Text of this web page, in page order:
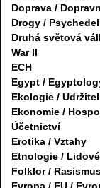
Doprava /
Drogy /
Druhá světová
War II
ECH
Egypt /
Ekologie /
Ekonomie /
Účetnictví
Erotika / Vztahy
Etnologie /
Folklor /